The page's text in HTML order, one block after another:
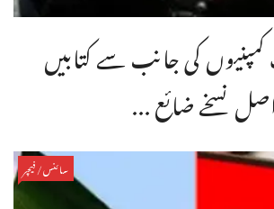
کمپنیوں کی جانب سے کتابیں
نسخے ضائع ...
سائنس/فیچر